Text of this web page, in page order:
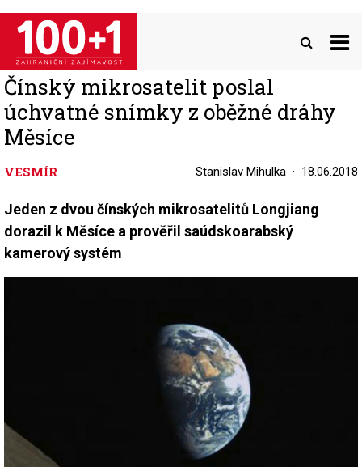
Přejít
hlavnímu
obsahu
Čínský mikrosatelit poslal
úchvatné snímky z oběžné dráhy
Měsíce
VESMÍR Stanislav Mihulka 18.06.2018
Jeden z dvou čínských mikrosatelitů Longjiang
dorazil k Měsíce a prověřil saúdskoarabský
kamerový systém